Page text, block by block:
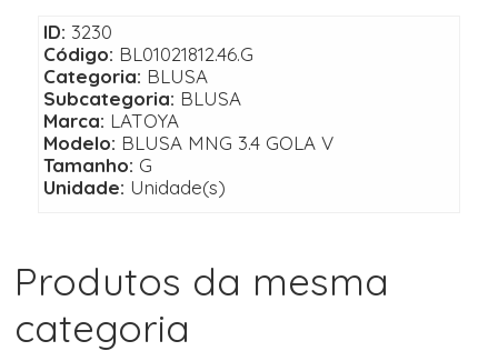
ID: 3230
Código: BL01021812.46.G
Categoria: BLUSA
Subcategoria: BLUSA
Marca: LATOYA
Modelo: BLUSA MNG 3.4 GOLA V
Tamanho: G
Unidade: Unidade(s)
Produtos da mesma
categoria